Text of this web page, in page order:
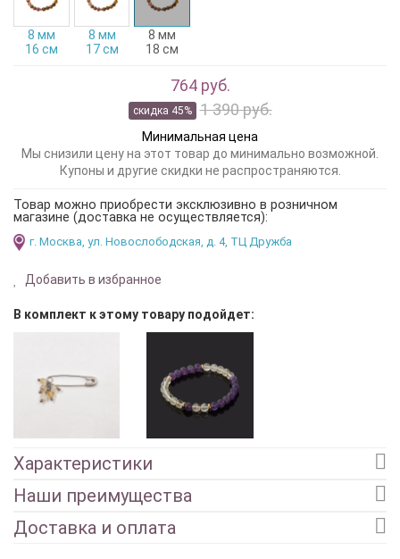
8 мм
16 см
8 мм
17 см
8 мм
18 см
764 руб.
скидка 45% 1 390 руб.
Минимальная цена
Мы снизили цену на этот товар до минимально возможной.
Купоны и другие скидки не распространяются.
Товар можно приобрести эксклюзивно в розничном
магазине (доставка не осуществляется):
г. Москва, ул. Новослободская, д. 4, ТЦ Дружба
Добавить в избранное
В комплект к этому товару подойдет:
Характеристики
Наши преимущества
Доставка и оплата